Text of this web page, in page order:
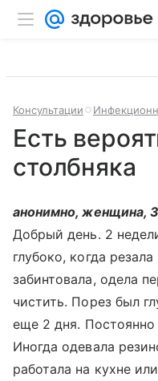
Консультации
Есть
столбняка
анонимно, женщина,
Добрый день. 2
глубоко, когда
забинтовала, одела
чистить. Порез был
еще 2 дня. Постоянно
Иногда одевала
работала на кухне